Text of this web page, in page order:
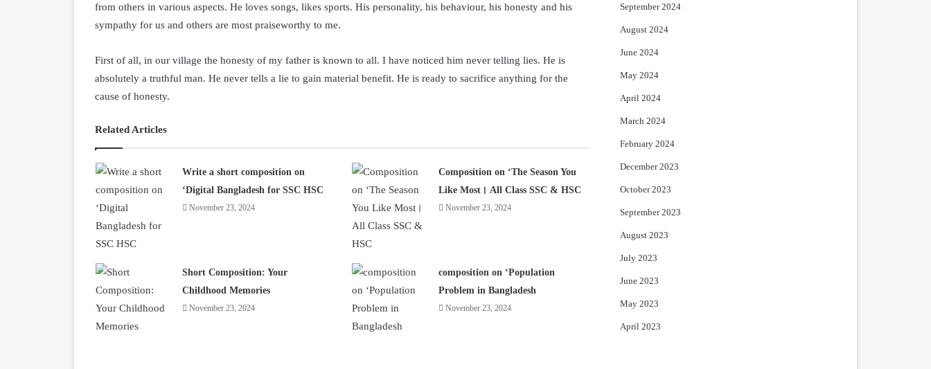
from others in various aspects. He loves songs, likes sports. His personality, his behaviour, his honesty and his
sympathy for us and others are most praiseworthy to me.
First of all, in our village the honesty of my father is known to all. I have noticed him never telling lies. He is
absolutely a truthful man. He never tells a lie to gain material benefit. He is ready to sacrifice anything for the
cause of honesty.
Related Articles
Write a short composition on
‘Digital Bangladesh for SSC HSC
November 23, 2024
Composition on ‘The Season You
Like Most। All Class SSC & HSC
November 23, 2024
Short Composition: Your
Childhood Memories
November 23, 2024
composition on ‘Population
Problem in Bangladesh
November 23, 2024
September 2024
August 2024
June 2024
May 2024
April 2024
March 2024
February 2024
December 2023
October 2023
September 2023
August 2023
July 2023
June 2023
May 2023
April 2023